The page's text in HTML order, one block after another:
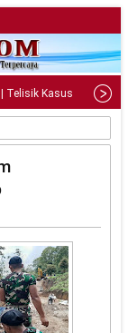
| Telisik Kasus |